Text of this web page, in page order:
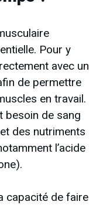
Pour y
avec un
de permettre
en travail.
besoin de sang
des nutriments
l’acide
capacité de faire